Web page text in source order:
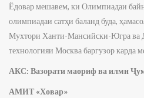
Ёдовар мешавем, ки Олимпиадаи
олимпиадаи сатҳи баланд буда,
Мухтори Ханти-Мансийски-Югра ва
технологияи Москва баргузор карда
АКС: Вазорати маориф ва илми
АМИТ «Ховар»